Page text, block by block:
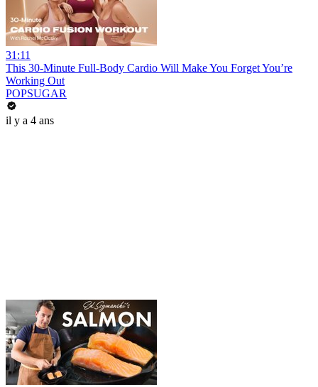
31:11
This 30-Minute Full-Body Cardio Will Make You Forget You’re
Working Out
POPSUGAR
il y a 4 ans